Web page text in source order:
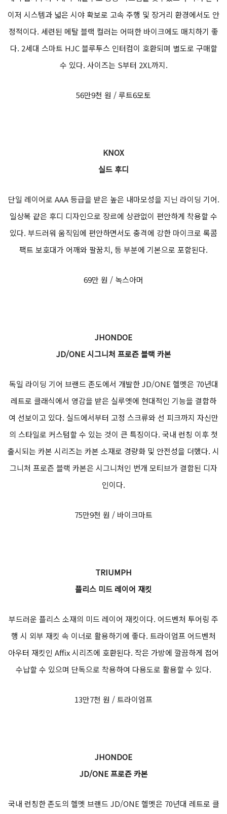
이저 시스템과 넓은 시야 확보로 고속 주행 및 장거리 환경에서도 안
정적이다. 세련된 메탈 블랙 컬러는 어떠한 바이크에도 매치하기 좋
다. 2세대 스마트 HJC 블루투스 인터컴이 호환되며 별도로 구매할
수 있다. 사이즈는 S부터 2XL까지.
56만9천 원 / 루트6모토
KNOX
실드 후디
단일 레이어로 AAA 등급을 받은 높은 내마모성을 지닌 라이딩 기어.
일상복 같은 후디 디자인으로 장르에 상관없이 편안하게 착용할 수
있다. 부드러워 움직임에 편안하면서도 충격에 강한 마이크로 록콤
팩트 보호대가 어깨와 팔꿈치, 등 부분에 기본으로 포함된다.
69만 원 / 녹스아머
JHONDOE
JD/ONE 시그니처 프로즌 블랙 카본
독일 라이딩 기어 브랜드 존도에서 개발한 JD/ONE 헬멧은 70년대
레트로 클래식에서 영감을 받은 실루엣에 현대적인 기능을 결합하
여 선보이고 있다. 실드에서부터 고정 스크류와 선 피크까지 자신만
의 스타일로 커스텀할 수 있는 것이 큰 특징이다. 국내 런칭 이후 첫
출시되는 카본 시리즈는 카본 소재로 경량화 및 안전성을 더했다. 시
그니처 프로즌 블랙 카본은 시그니처인 번개 모티브가 결합된 디자
인이다.
75만9천 원 / 바이크마트
TRIUMPH
플리스 미드 레이어 재킷
부드러운 플리스 소재의 미드 레이어 재킷이다. 어드벤처 투어링 주
행 시 외부 재킷 속 이너로 활용하기에 좋다. 트라이엄프 어드벤처
아우터 재킷인 Affix 시리즈에 호환된다. 작은 가방에 깔끔하게 접어
수납할 수 있으며 단독으로 착용하여 다용도로 활용할 수 있다.
13만7천 원 / 트라이엄프
JHONDOE
JD/ONE 프로즌 카본
국내 런칭한 존도의 헬멧 브랜드 JD/ONE 헬멧은 70년대 레트로 클